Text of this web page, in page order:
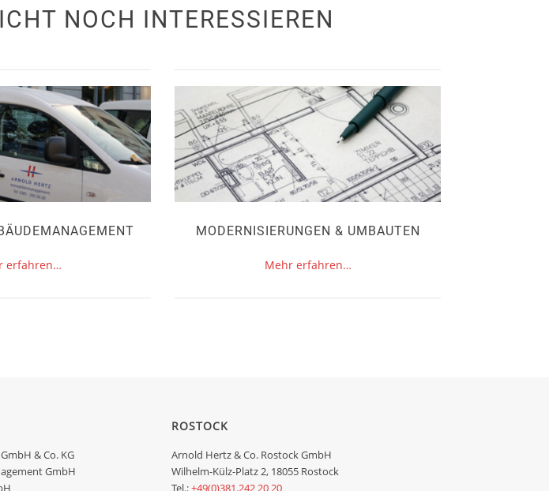
NOCH INTERESSIEREN
erfahren…
MODERNISIERUNGEN & UMBAUTEN
Mehr erfahren…
& Co. KG
GmbH
ROSTOCK
Arnold Hertz & Co. Rostock GmbH
Wilhelm-Külz-Platz 2, 18055 Rostock
Tel.:+49(0)381.242 20 20